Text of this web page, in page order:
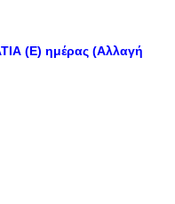
(Ε) ημέρας (Αλλαγή